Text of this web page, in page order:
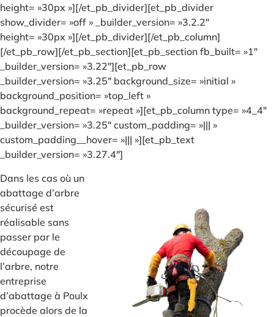
height= »30px »][/et_pb_divider][et_pb_divider
show_divider= »off » _builder_version= »3.2.2″
height= »30px »][/et_pb_divider][/et_pb_column]
[/et_pb_row][/et_pb_section][et_pb_section fb_built= »1″
_builder_version= »3.22″][et_pb_row
_builder_version= »3.25″ background_size= »initial »
background_position= »top_left »
background_repeat= »repeat »][et_pb_column type= »4_4″
_builder_version= »3.25″ custom_padding= »||| »
custom_padding__hover= »||| »][et_pb_text
_builder_version= »3.27.4″]
Dans les cas où un
abattage d’arbre
sécurisé est
réalisable sans
passer par le
découpage de
l’arbre, notre
entreprise
d’abattage à Poulx
procède alors de la